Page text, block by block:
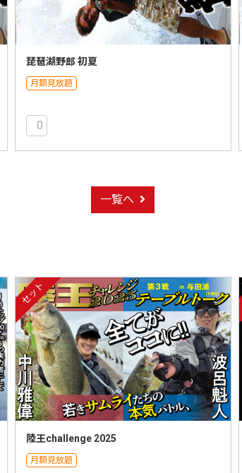
琵琶湖野郎 初夏
月額見放題
0
一覧へ
セット
陸王challenge 2025
月額見放題